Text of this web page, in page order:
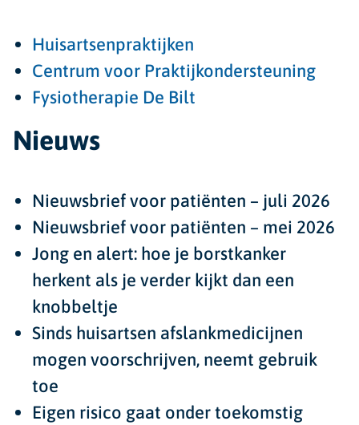
Huisartsenpraktijken
Centrum voor Praktijkondersteuning
Fysiotherapie De Bilt
Nieuws
Nieuwsbrief voor patiënten – juli 2026
Nieuwsbrief voor patiënten – mei 2026
Jong en alert: hoe je borstkanker
herkent als je verder kijkt dan een
knobbeltje
Sinds huisartsen afslankmedicijnen
mogen voorschrijven, neemt gebruik
toe
Eigen risico gaat onder toekomstig